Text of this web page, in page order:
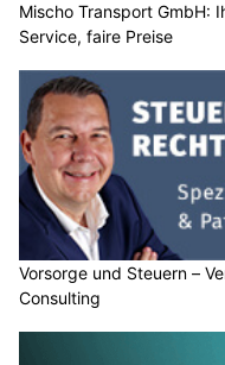
Mischo Transport GmbH:
Service, faire Preise
Vorsorge und Steuern –
Consulting